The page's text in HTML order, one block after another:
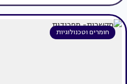
חומרים וטכנולוגיות